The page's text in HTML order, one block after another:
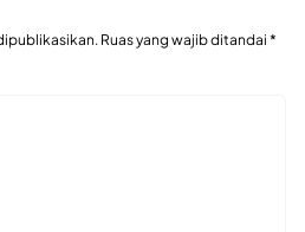
Ruas yang wajib ditandai *